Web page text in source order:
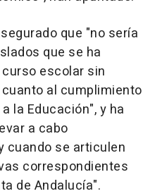
que "no sería
que se ha
escolar sin
al cumplimiento
la Educación", y ha
a cabo
cuando se articulen
correspondientes
de Andalucía".